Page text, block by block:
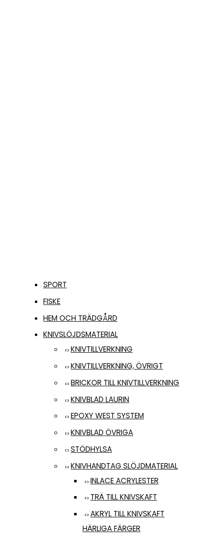
SPORT
FISKE
HEM OCH TRÄDGÅRD
KNIVSLÖJDSMATERIAL
KNIVTILLVERKNING
KNIVTILLVERKNING, ÖVRIGT
BRICKOR TILL KNIVTILLVERKNING
KNIVBLAD LAURIN
EPOXY WEST SYSTEM
KNIVBLAD ÖVRIGA
STÖDHYLSA
KNIVHANDTAG SLÖJDMATERIAL
INLACE ACRYLESTER
TRÄ TILL KNIVSKAFT
AKRYL TILL KNIVSKAFT
HÄRLIGA FÄRGER